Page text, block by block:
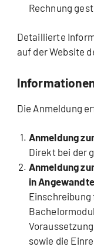
Rechnung
Detaillierte
auf der Website
Die Anmeldung
Anmeldung
Direkt bei der
Anmeldung
in
Einschreibung
sowie die